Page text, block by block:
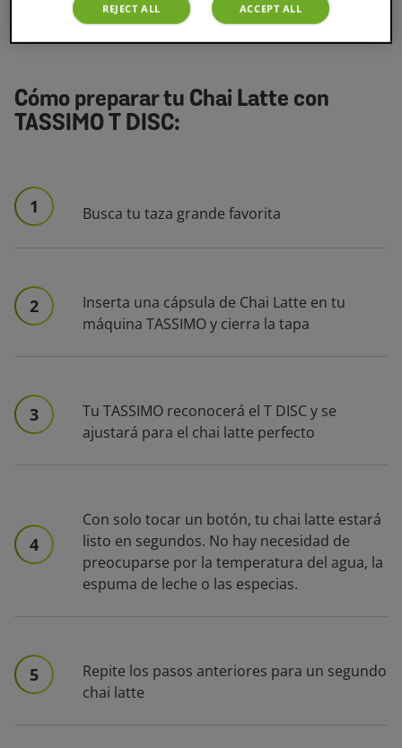
Cómo preparar tu Chai Latte con
TASSIMO T DISC:
1 Busca tu taza grande favorita
2
Inserta una cápsula de Chai Latte en tu
máquina TASSIMO y cierra la tapa
3
Tu TASSIMO reconocerá el T DISC y se
ajustará para el chai latte perfecto
4
Con solo tocar un botón, tu chai latte estará
listo en segundos. No hay necesidad de
preocuparse por la temperatura del agua, la
espuma de leche o las especias.
5
Repite los pasos anteriores para un segundo
chai latte
REJECT ALL ACCEPT ALL